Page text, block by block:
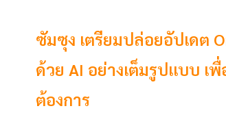
ซัมซุง เตรียมปล่อยอัปเดต
ด้วย AI อย่างเต็มรูปแบบ เ
ต้องการ